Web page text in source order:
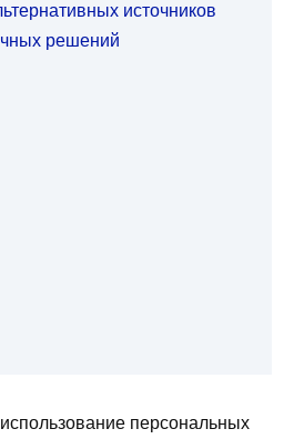
источников
решений
персональных